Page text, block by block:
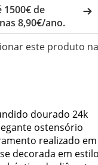
1500€ de
8,90€/ano.
este produto na
dourado 24k
ostensório
realizado em
decorada em